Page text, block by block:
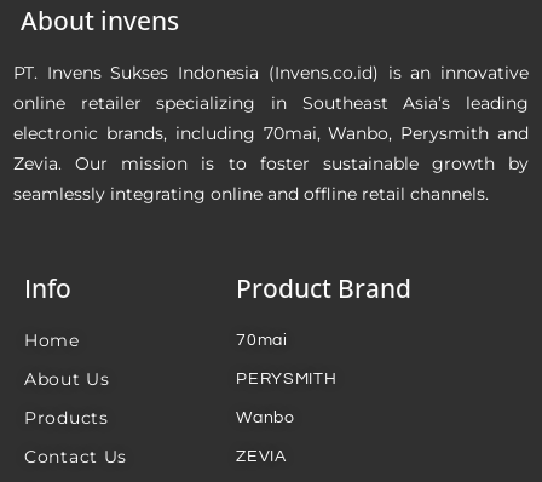
About invens
PT. Invens Sukses Indonesia (Invens.co.id) is an innovative
online retailer specializing in Southeast Asia’s leading
electronic brands, including 70mai, Wanbo, Perysmith and
Zevia. Our mission is to foster sustainable growth by
seamlessly integrating online and offline retail channels.
Info
Home
About Us
Products
Contact Us
Product Brand
70mai
PERYSMITH
Wanbo
ZEVIA